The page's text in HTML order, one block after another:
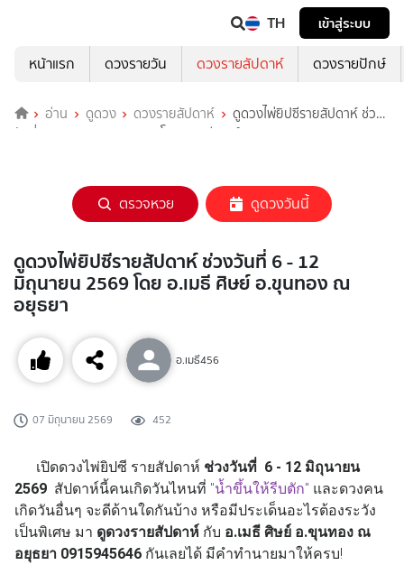
TH
เข้าสู่ระบบ
หน้าแรก
ดวงรายวัน ดวงรายสัปดาห์ ดวงรายปักษ์
อ่าน ดูดวง ดวงรายสัปดาห์
ดูดวงไพ่ยิปซีรายสัปดาห์ ช่วง
วันที่ 6 - 12 มิถุนายน 2569 โดย อ.เมธี ศิษย์ อ.ขุนทอง ณ อยุธยา
ตรวจหวย ดูดวงวันนี้
ดูดวงไพ่ยิปซีรายสัปดาห์ ช่วงวันที่ 6 - 12
มิถุนายน 2569 โดย อ.เมธี ศิษย์ อ.ขุนทอง ณ
อยุธยา
อ.เมธี456
07 มิถุนายน 2569 452
เปิดดวงไพ่ยิปซี รายสัปดาห์ ช่วงวันที่ 6 - 12 มิถุนายน
2569 สัปดาห์นี้คนเกิดวันไหนที่ "น้ำขึ้นให้รีบตัก" และดวงคน
เกิดวันอื่นๆ จะดีด้านใดกันบ้าง หรือมีประเด็นอะไรต้องระวัง
เป็นพิเศษ มา ดูดวงรายสัปดาห์ กับ อ.เมธี ศิษย์ อ.ขุนทอง ณ
อยุธยา 0915945646 กันเลยได้ มีคำทำนายมาให้ครบ!